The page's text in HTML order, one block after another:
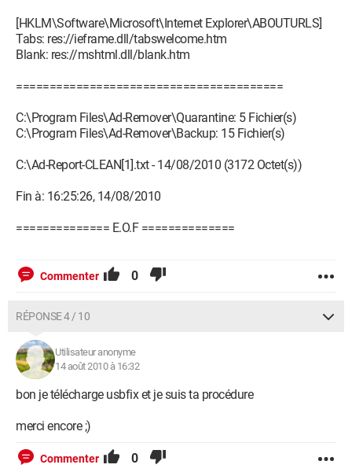
[HKLM\Software\Microsoft\Internet Explorer\ABOUTURLS]
Tabs: res://ieframe.dll/tabswelcome.htm
Blank: res://mshtml.dll/blank.htm
========================================
C:\Program Files\Ad-Remover\Quarantine: 5 Fichier(s)
C:\Program Files\Ad-Remover\Backup: 15 Fichier(s)
C:\Ad-Report-CLEAN[1].txt - 14/08/2010 (3172 Octet(s))
Fin à: 16:25:26, 14/08/2010
============== E.O.F ==============
Commenter 0
RÉPONSE 4 / 10
Utilisateur anonyme
14 août 2010 à 16:32
bon je télécharge usbfix et je suis ta procédure
merci encore ;)
Commenter 0